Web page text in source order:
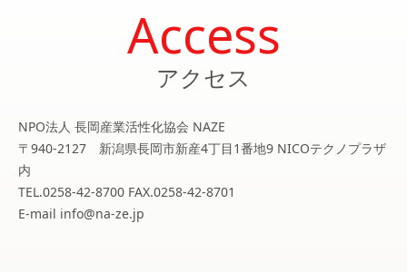
Access
アクセス
NPO法人 長岡産業活性化協会 NAZE
〒940-2127 新潟県長岡市新産4丁目1番地9 NICOテクノプラザ
内
TEL.0258-42-8700 FAX.0258-42-8701
E-mail info@na-ze.jp